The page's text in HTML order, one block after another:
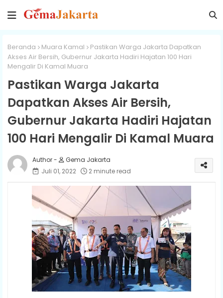
Beranda Muara Kamal
Pastikan Warga Jakarta Dapatkan
Akses Air Bersih, Gubernur Jakarta Hadiri Hajatan 100 Hari
Mengalir Di Kamal Muara
Pastikan Warga Jakarta
Dapatkan Akses Air Bersih,
Gubernur Jakarta Hadiri Hajatan
100 Hari Mengalir Di Kamal Muara
Gema Jakarta
Juli 01, 2022
2 minute read